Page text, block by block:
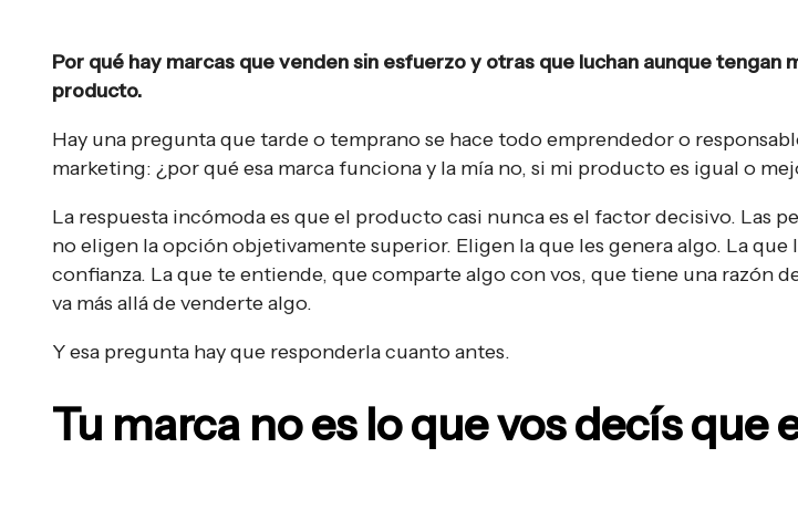
Por qué hay marcas que venden sin esfuerzo y otras que luchan aunque tengan
producto.
Hay una pregunta que tarde o temprano se hace todo emprendedor o
marketing: ¿por qué esa marca funciona y la mía no, si mi producto es igual o
La respuesta incómoda es que el producto casi nunca es el factor decisivo. Las
no eligen la opción objetivamente superior. Eligen la que les genera algo. La que
confianza. La que te entiende, que comparte algo con vos, que tiene una razón
va más allá de venderte algo.
Y esa pregunta hay que responderla cuanto antes.
Tu marca no es lo que vos decís que